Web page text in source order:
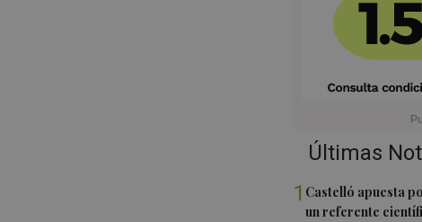
Últimas
1 Castelló apuesta
un referente